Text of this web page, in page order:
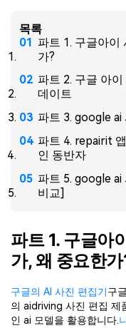
목록
파트 1. 구글아이
가?
파트 2. 구글 아
데이트
파트 3. google ai
파트 4. repairit
인 동반자
파트 5. google
비교]
파트 1. 구글아
가, 왜 중요한
구글의 AI 사진 편집기구
의 aidriving 사진 편집 제
인 ai 모델을 활용합니다.